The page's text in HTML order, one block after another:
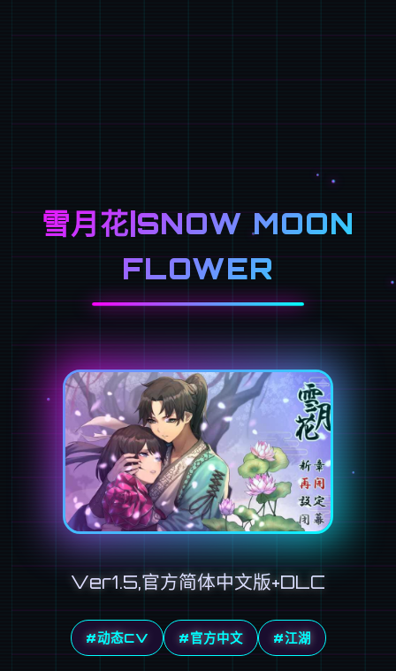
雪月花|SNOW MOON
FLOWER
Ver1.5,官方简体中文版+DLC
#动态CV #官方中文 #江湖